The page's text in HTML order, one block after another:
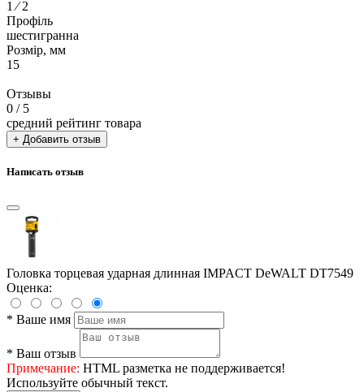
1 ⁄ 2
Профіль
шестигранна
Розмір, мм
15
Отзывы
0 / 5
средний рейтинг товара
+ Добавить отзыв
Написать отзыв
Головка торцевая ударная длинная IMPACT DeWALT DT7549
Оценка:
* Ваше имя
* Ваш отзыв
Примечание: HTML разметка не поддерживается!
Используйте обычный текст.